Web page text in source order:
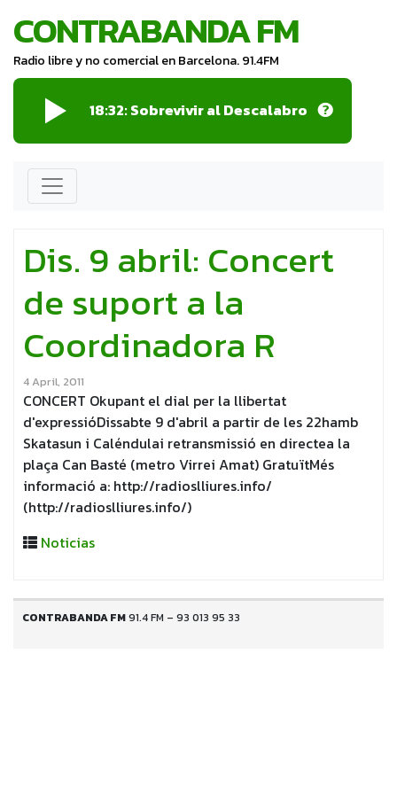
CONTRABANDA FM
Radio libre y no comercial en Barcelona. 91.4FM
18:32:Sobrevivir al Descalabro
Dis. 9 abril: Concert
de suport a la
Coordinadora R
4 April, 2011
CONCERT Okupant el dial per la llibertat
d'expressióDissabte 9 d'abril a partir de les 22hamb
Skatasun i Caléndulai retransmissió en directea la
plaça Can Basté (metro Virrei Amat) GratuïtMés
informació a: http://radioslliures.info/
(http://radioslliures.info/)
Noticias
CONTRABANDA FM91.4 FM – 93 013 95 33